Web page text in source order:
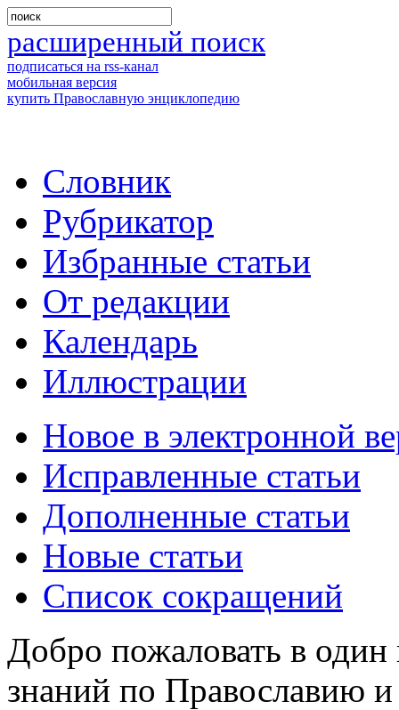
расширенный поиск
подписаться на rss-канал
мобильная версия
купить Православную энциклопедию
Словник
Рубрикатор
Избранные статьи
От редакции
Календарь
Иллюстрации
Новое в электронной
Исправленные статьи
Дополненные статьи
Новые статьи
Список сокращений
Добро пожаловать в
знаний по Православию